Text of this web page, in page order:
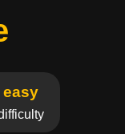
easy